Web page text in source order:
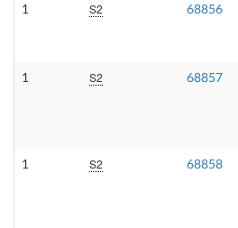
1 S2 68856
1 S2 68857
1 S2 68858